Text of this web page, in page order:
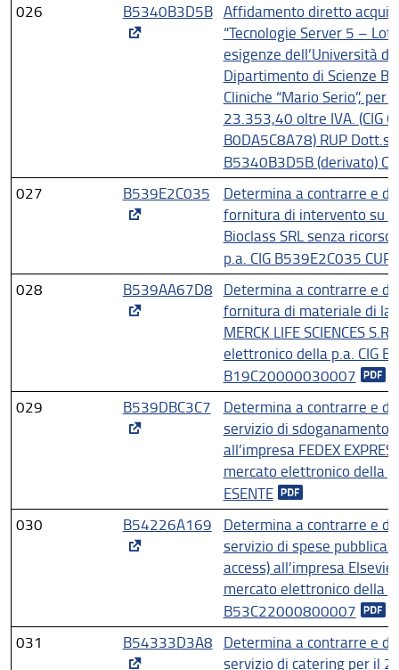
026
B5340B3D5B Affidamento diretto
“Tecnologie Server 5 –
esigenze dell’Università
Dipartimento di Scienze
Cliniche “Mario Serio”,
23.353,40 oltre IVA. (CIG
B0DA5C8A78) RUP
B5340B3D5B (derivato)
027
B539E2C035
Determina a contrarre e
fornitura di intervento su
Bioclass SRL senza
p.a. CIG B539E2C035
028
B539AA67D8
Determina a contrarre e
fornitura di materiale di
MERCK LIFE SCIENCES
elettronico della p.a. CIG
B19C20000030007
029
B539DBC3C7
Determina a contrarre e
servizio di sdoganamento
all’impresa FEDEX
mercato elettronico della
ESENTE
030
B54226A169
Determina a contrarre e
servizio di spese
access) all’impresa
mercato elettronico della
B53C22000800007
031
B54333D3A8
Determina a contrarre e
servizio di catering per il